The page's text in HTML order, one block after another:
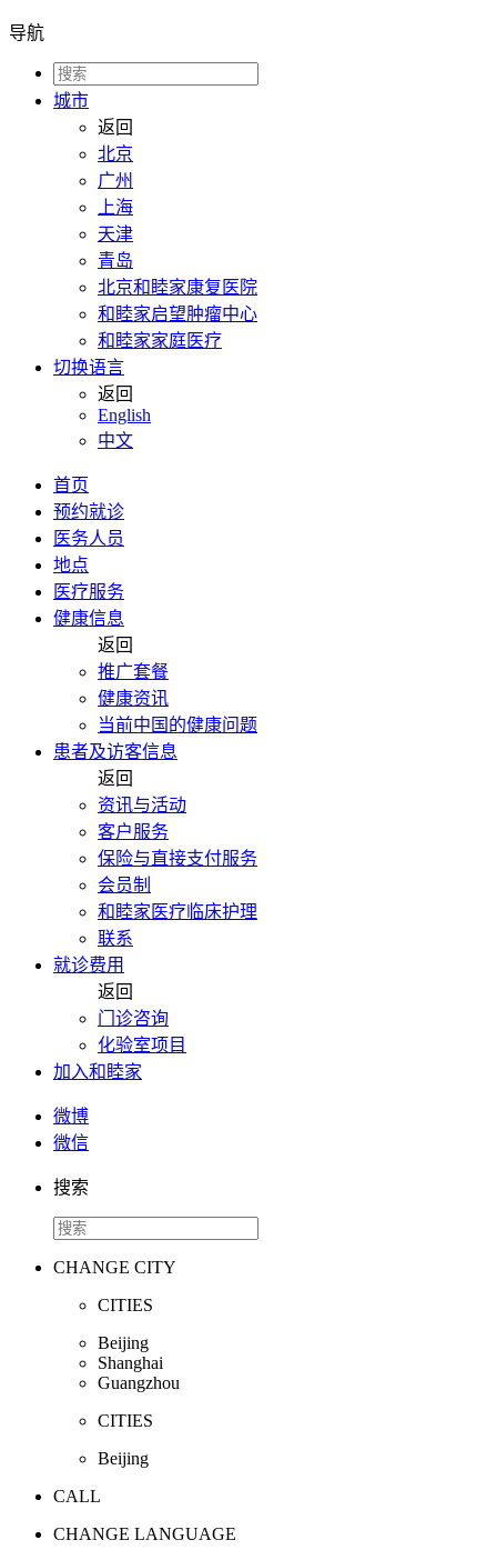
导航
城市
返回
北京
广州
上海
天津
青岛
北京和睦家康复医院
和睦家启望肿瘤中心
和睦家家庭医疗
切换语言
返回
English
中文
首页
预约就诊
医务人员
地点
医疗服务
健康信息
返回
推广套餐
健康资讯
当前中国的健康问题
患者及访客信息
返回
资讯与活动
客户服务
保险与直接支付服务
会员制
和睦家医疗临床护理
联系
就诊费用
返回
门诊咨询
化验室项目
加入和睦家
微博
微信
搜索
CHANGE CITY
CITIES
Beijing
Shanghai
Guangzhou
CITIES
Beijing
CALL
CHANGE LANGUAGE